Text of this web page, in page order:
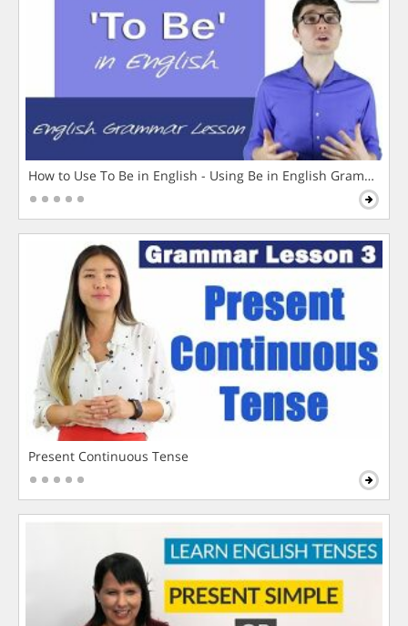
How to Use To Be in English - Using Be in English Grammar
Present Continuous Tense